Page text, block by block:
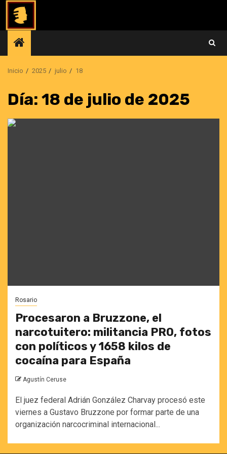
Saltar
contenido
Inicio 2025 julio 18
Día: 18 de julio de 2025
Rosario
Procesaron a Bruzzone, el
narcotuitero: militancia PRO, fotos
con políticos y 1658 kilos de
cocaína para España
Agustín Ceruse
El juez federal Adrián González Charvay procesó este
viernes a Gustavo Bruzzone por formar parte de una
organización narcocriminal internacional...